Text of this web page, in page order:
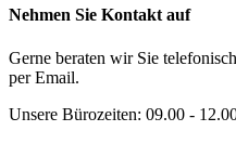
Nehmen Sie Kontakt auf
Gerne beraten wir Sie
per Email.
Unsere Bürozeiten: 09.00 -